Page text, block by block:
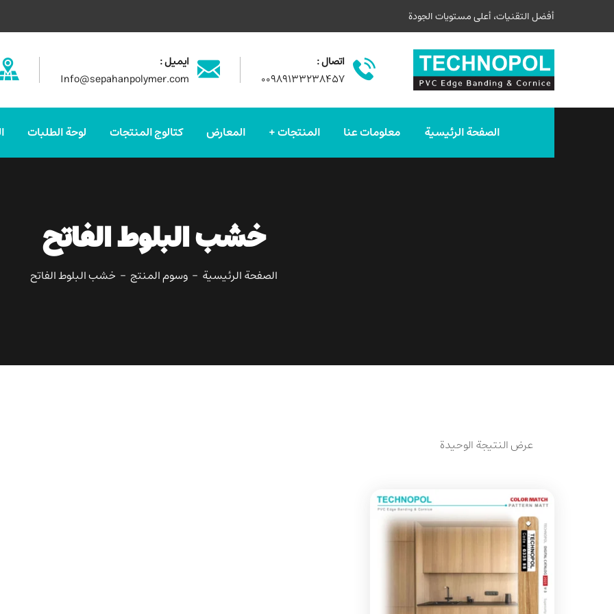
أفضل التقنيات، أعلى مستويات الجودة
اتصال :
۰۰۹۸۹۱۳۳۲۳۸۴۵۷
ایمیل :
Info@sepahanpolymer.com
الصفحة الرئيسية معلومات عنا المنتجات المعارض كتالوج المنتجات لوحة الطلبات
خشب البلوط الفاتح
الصفحة الرئيسية وسوم المنتج خشب البلوط الفاتح
عرض النتيجة الوحيدة